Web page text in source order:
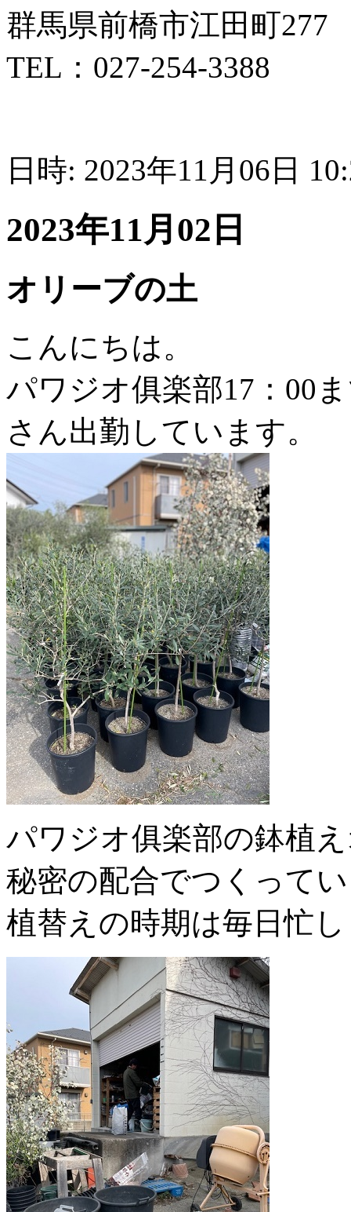
群馬県前橋市江田町277
TEL：027-254-3388
日時: 2023年11月06日
2023年11月02日
オリーブの土
こんにちは。
パワジオ俱楽部17：00
さん出勤しています。
パワジオ俱楽部の鉢植
秘密の配合でつくって
植替えの時期は毎日忙